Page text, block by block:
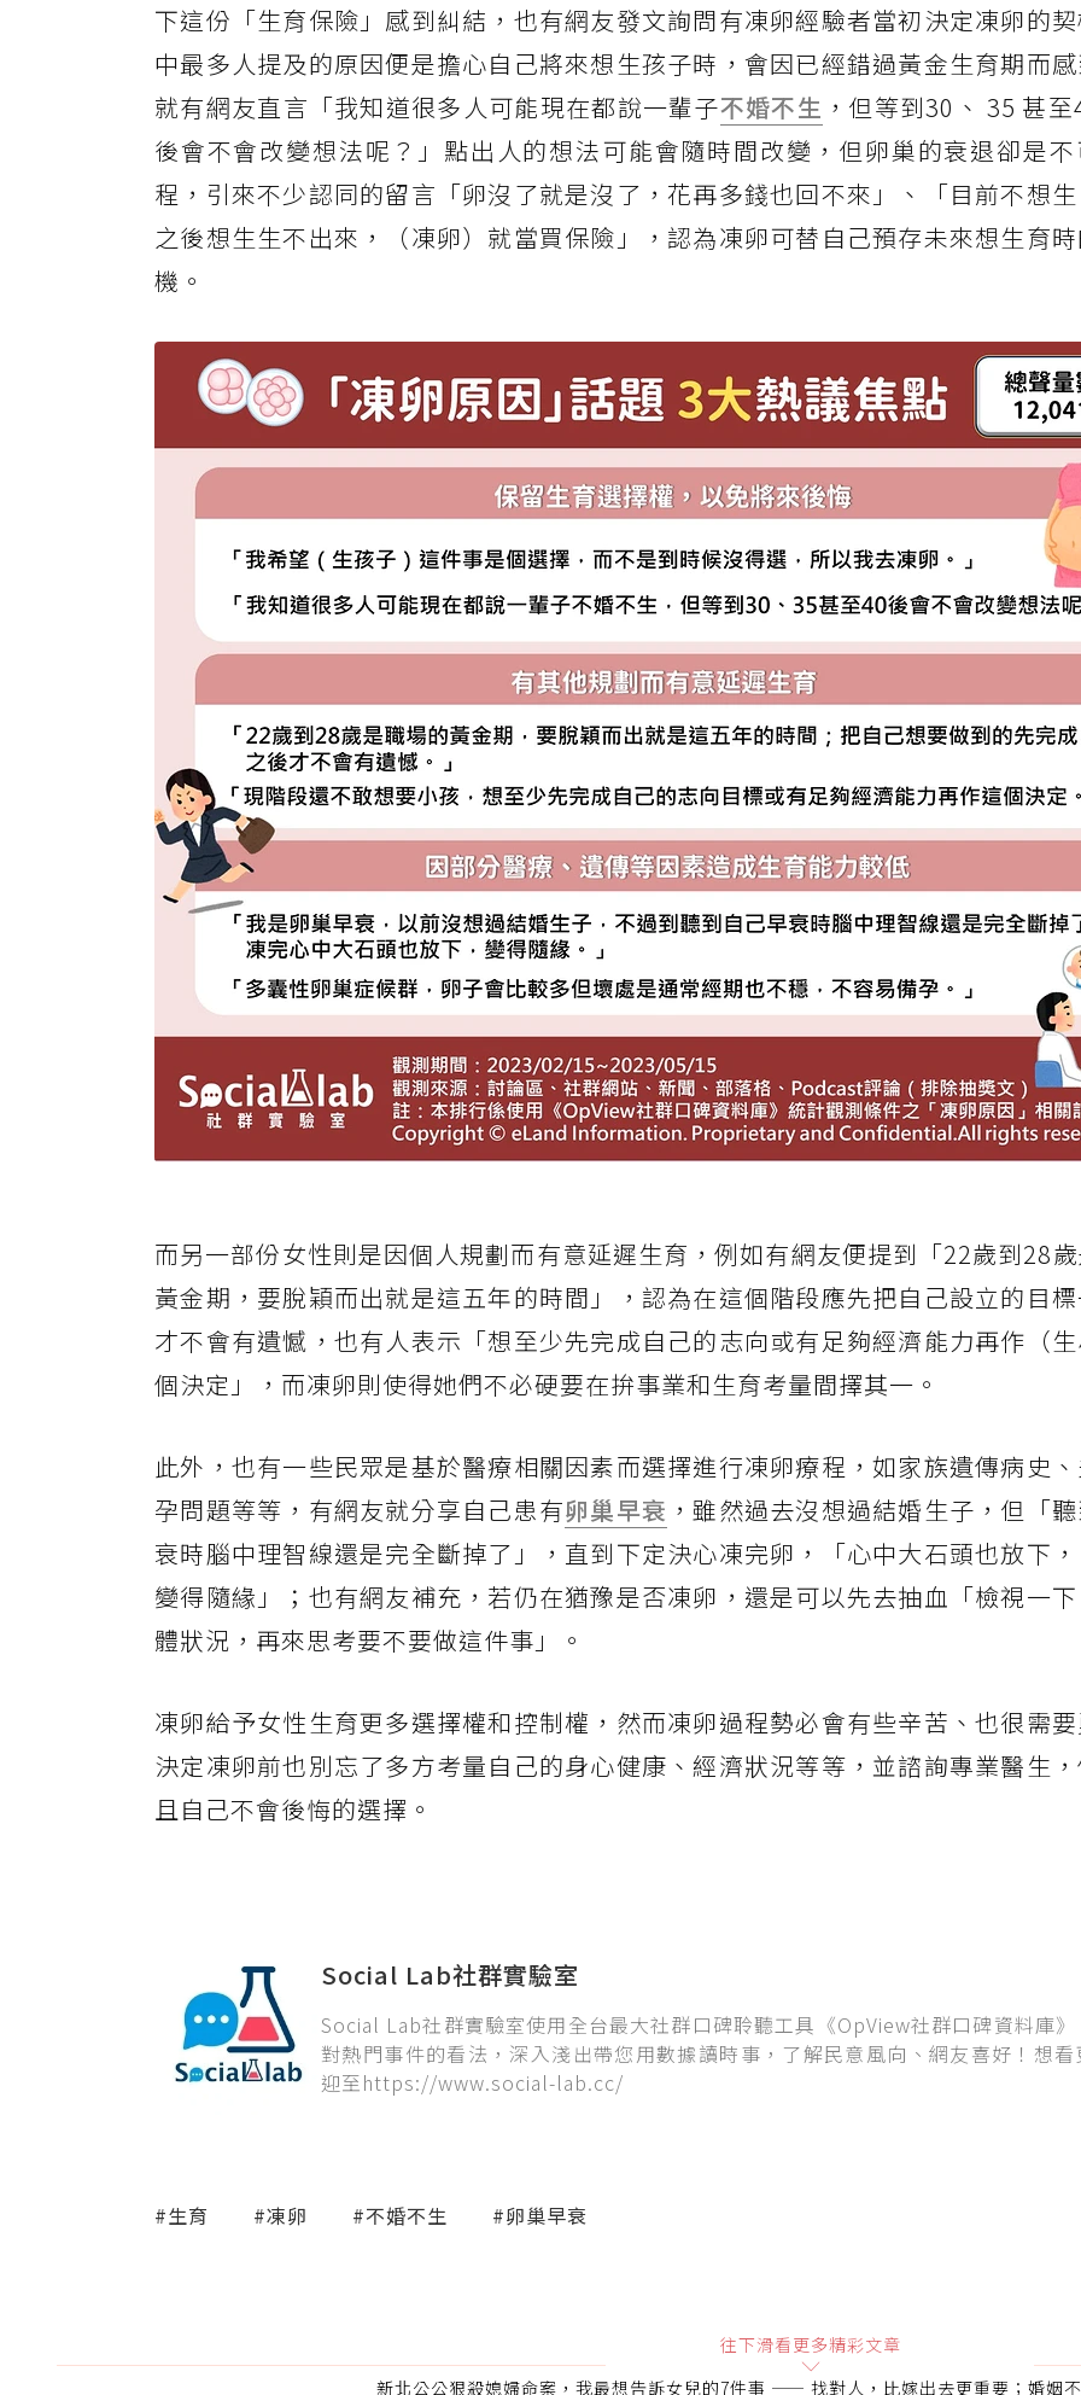
下這份「生育保險」感到糾結，也有網友發文詢問有凍卵經驗者當初決定凍卵的
中最多人提及的原因便是擔心自己將來想生孩子時，會因已經錯過黃金生育期而
就有網友直言「我知道很多人可能現在都說一輩子不婚不生 ，但等到30、 35 甚
後會不會改變想法呢？」點出人的想法可能會隨時間改變，但卵巢的衰退卻是
程，引來不少認同的留言「卵沒了就是沒了，花再多錢也回不來」、「目前不想
之後想生生不出來，（凍卵）就當買保險」，認為凍卵可替自己預存未來想生育
機。
而另一部份女性則是因個人規劃而有意延遲生育，例如有網友便提到「22歲到28
黃金期，要脫穎而出就是這五年的時間」，認為在這個階段應先把自己設立的目
才不會有遺憾，也有人表示「想至少先完成自己的志向或有足夠經濟能力再作（
個決定」，而凍卵則使得她們不必硬要在拚事業和生育考量間擇其一。
此外，也有一些民眾是基於醫療相關因素而選擇進行凍卵療程，如家族遺傳病史
孕問題等等，有網友就分享自己患有卵巢早衰 ，雖然過去沒想過結婚生子，但「
衰時腦中理智線還是完全斷掉了」，直到下定決心凍完卵，「心中大石頭也放下
變得隨緣」；也有網友補充，若仍在猶豫是否凍卵，還是可以先去抽血「檢視一
體狀況，再來思考要不要做這件事」。
凍卵給予女性生育更多選擇權和控制權，然而凍卵過程勢必會有些辛苦、也很需
決定凍卵前也別忘了多方考量自己的身心健康、經濟狀況等等，並諮詢專業醫生
且自己不會後悔的選擇。
Social Lab社群實驗室
Social Lab社群實驗室使用全台最大社群口碑聆聽工具《OpView社群口碑資料庫
對熱門事件的看法，深入淺出帶您用數據讀時事，了解民意風向、網友喜好！想
迎至https://www.social-lab.cc/
#生育 #凍卵 #不婚不生 #卵巢早衰
往下滑看更多精彩文章
新北公公狠殺媳婦命案，我最想告訴女兒的7件事 —— 找對人，比嫁出去更重要；婚姻